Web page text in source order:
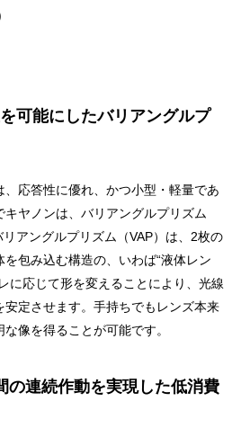
可能にしたバリアングルプ
応答性に優れ、かつ小型・軽量であ
ヤノンは、バリアングルプリズム
リアングルプリズム（VAP）は、2枚の
包み込む構造の、いわば“液体レン
に応じて形を変えることにより、光線
定させます。手持ちでもレンズ本来
像を得ることが可能です。
の連続作動を実現した低消費